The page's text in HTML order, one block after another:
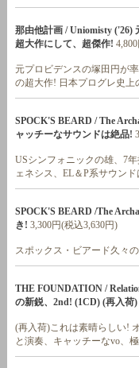
那由他計画 / Uniomisty ('26)
超大作にして、超傑作!
元プロビデンスの塚田円が
の超大作! 日本プログレ史
SPOCK'S BEARD / The
ャッチーなサウンドは絶品!
USシンフォニックの雄、7
ェネシス、EL＆P系サウン
SPOCK'S BEARD /The
き! 3,300円(税込3,630円)
スポックス・ビアード久々
THE FOUNDATION /
の新鋭、2nd! (1CD) (再入荷)
(再入荷)これは素晴らしい!
と演奏、キャッチーなvo、